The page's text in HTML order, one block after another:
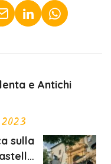
e Antichi
sulla